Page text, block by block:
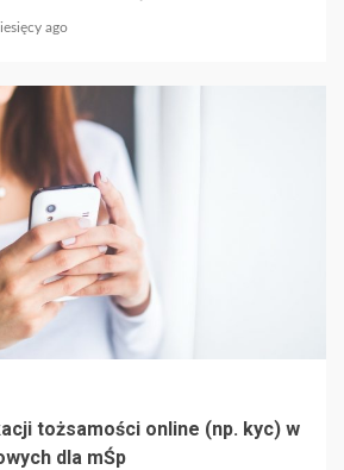
ago
tożsamości online (np. kyc) w
dla mŚp